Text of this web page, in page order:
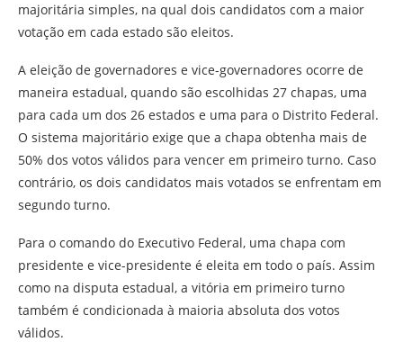
majoritária simples, na qual dois candidatos com a maior
votação em cada estado são eleitos.
A eleição de governadores e vice-governadores ocorre de
maneira estadual, quando são escolhidas 27 chapas, uma
para cada um dos 26 estados e uma para o Distrito Federal.
O sistema majoritário exige que a chapa obtenha mais de
50% dos votos válidos para vencer em primeiro turno. Caso
contrário, os dois candidatos mais votados se enfrentam em
segundo turno.
Para o comando do Executivo Federal, uma chapa com
presidente e vice-presidente é eleita em todo o país. Assim
como na disputa estadual, a vitória em primeiro turno
também é condicionada à maioria absoluta dos votos
válidos.